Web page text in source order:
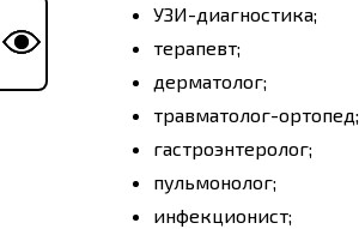
УЗИ-диагностика;
терапевт;
дерматолог;
травматолог-ортопед;
гастроэнтеролог;
пульмонолог;
инфекционист;